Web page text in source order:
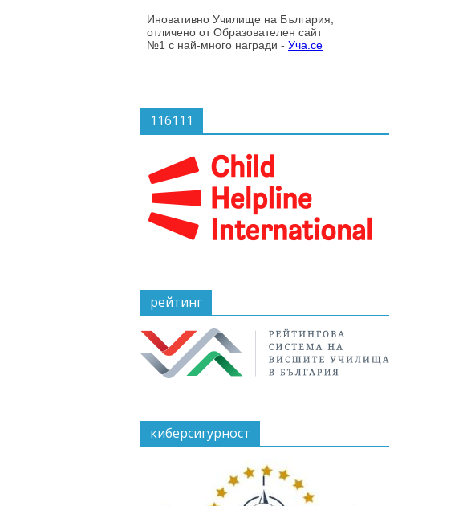
116111
рейтинг
киберсигурност